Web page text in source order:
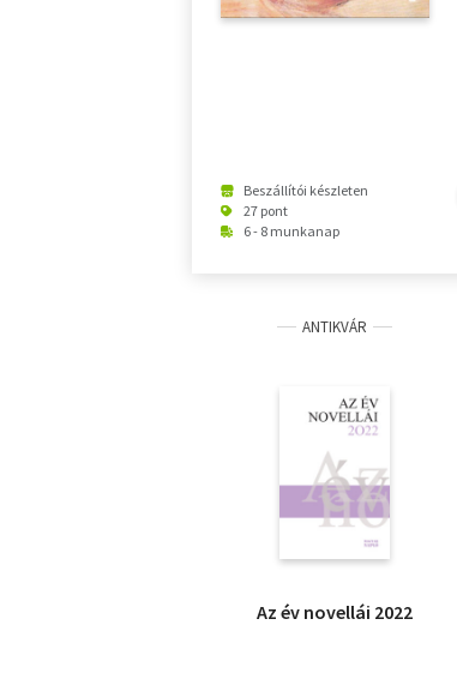
Beszállítói készleten
27 pont
6 - 8 munkanap
ANTIKVÁR
Az év novellái 2022